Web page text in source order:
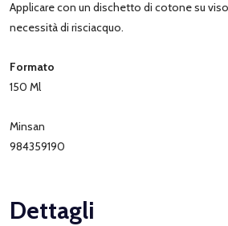
Applicare con un dischetto di cotone su
necessità di risciacquo.
Formato
150 Ml
Minsan
984359190
Dettagli